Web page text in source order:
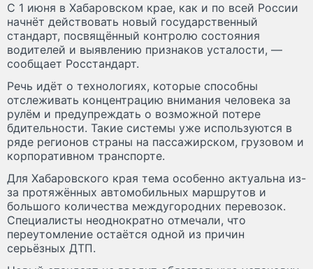
С 1 июня в Хабаровском крае, как и по всей России
начнёт действовать новый государственный
стандарт, посвящённый контролю состояния
водителей и выявлению признаков усталости, —
сообщает Росстандарт.
Речь идёт о технологиях, которые способны
отслеживать концентрацию внимания человека за
рулём и предупреждать о возможной потере
бдительности. Такие системы уже используются в
ряде регионов страны на пассажирском, грузовом и
корпоративном транспорте.
Для Хабаровского края тема особенно актуальна из-
за протяжённых автомобильных маршрутов и
большого количества междугородних перевозок.
Специалисты неоднократно отмечали, что
переутомление остаётся одной из причин
серьёзных ДТП.